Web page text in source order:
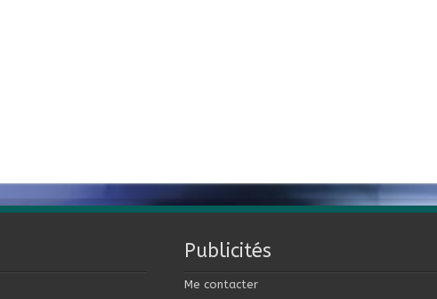
Publicités
Me contacter